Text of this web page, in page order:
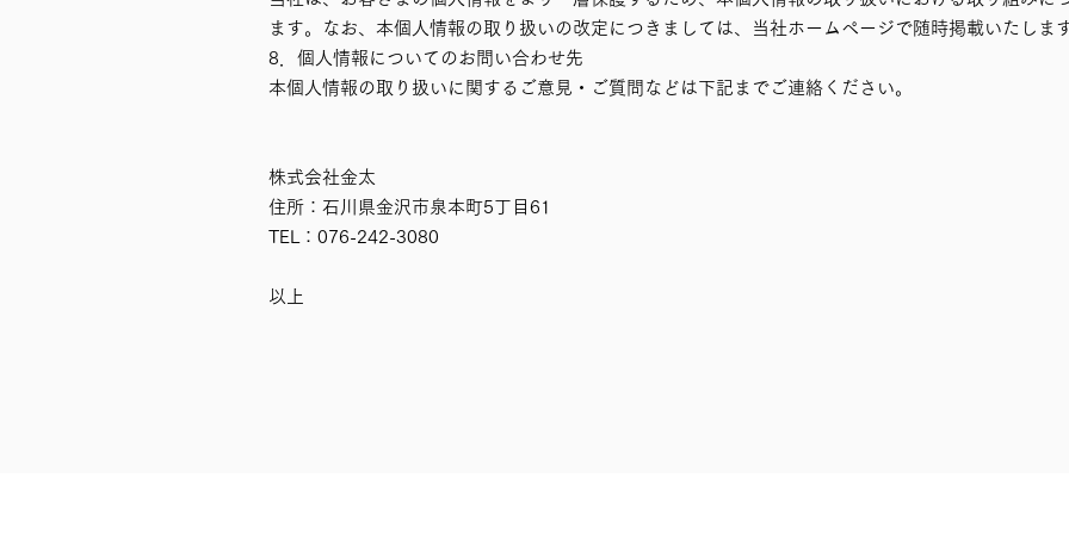
ます。なお、本個人情報の取り扱いの改定につきましては、当社ホームページで随時掲載いたしま
8．個人情報についてのお問い合わせ先
本個人情報の取り扱いに関するご意見・ご質問などは下記までご連絡ください。
株式会社金太
住所：石川県金沢市泉本町5丁目61
TEL：076-242-3080
以上